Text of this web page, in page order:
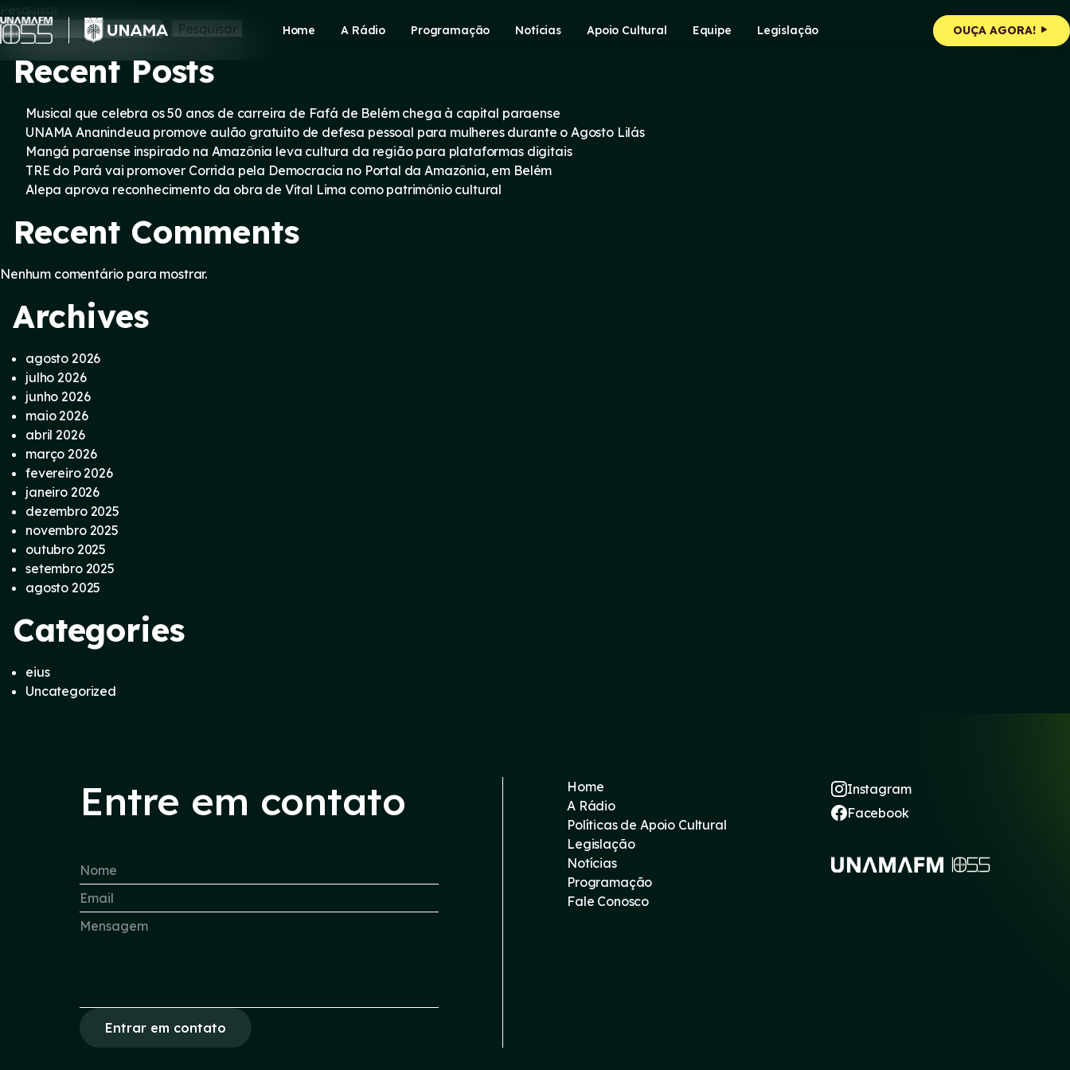
Skip
to
content
Home A Rádio Programação Notícias Apoio Cultural Equipe Legislação OUÇA AGORA!
Pesquisar
Pesquisar
Recent Posts
Musical que celebra os 50 anos de carreira de Fafá de Belém chega à capital paraense
UNAMA Ananindeua promove aulão gratuito de defesa pessoal para mulheres durante o Agosto Lilás
Mangá paraense inspirado na Amazônia leva cultura da região para plataformas digitais
TRE do Pará vai promover Corrida pela Democracia no Portal da Amazônia, em Belém
Alepa aprova reconhecimento da obra de Vital Lima como patrimônio cultural
Recent Comments
Nenhum comentário para mostrar.
Archives
agosto 2026
julho 2026
junho 2026
maio 2026
abril 2026
março 2026
fevereiro 2026
janeiro 2026
dezembro 2025
novembro 2025
outubro 2025
setembro 2025
agosto 2025
Categories
eius
Uncategorized
Entre em contato
Entrar em contato
Home
A Rádio
Políticas de Apoio Cultural
Legislação
Notícias
Programação
Fale Conosco
Instagram
Facebook